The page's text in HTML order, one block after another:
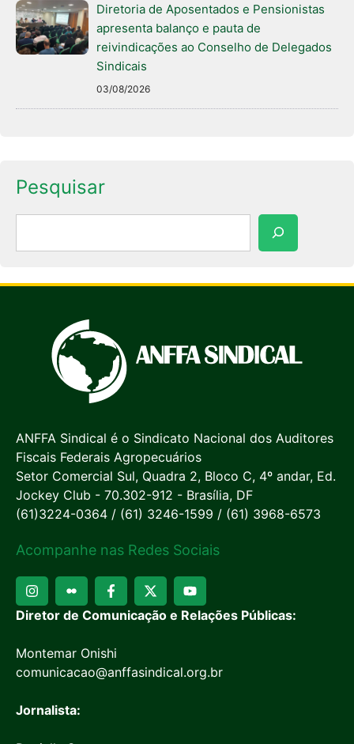
Diretoria de Aposentados e Pensionistas
apresenta balanço e pauta de
reivindicações ao Conselho de Delegados
Sindicais
03/08/2026
Pesquisar
ANFFA Sindical é o Sindicato Nacional dos Auditores
Fiscais Federais Agropecuários
Setor Comercial Sul, Quadra 2, Bloco C, 4º andar, Ed.
Jockey Club - 70.302-912 - Brasília, DF
(61)3224-0364 / (61) 3246-1599 / (61) 3968-6573
Acompanhe nas Redes Sociais
Diretor de Comunicação e Relações Públicas:
Montemar Onishi
comunicacao@anffasindical.org.br
Jornalista: